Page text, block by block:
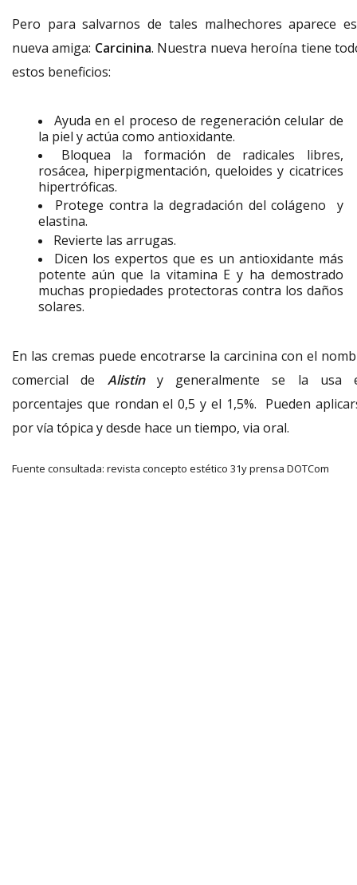
Pero para salvarnos de tales malhechores aparece
nueva amiga: Carcinina. Nuestra nueva heroína tiene
estos beneficios:
Ayuda en el proceso de regeneración celular de
la piel y actúa como antioxidante.
Bloquea la formación de radicales libres,
rosácea, hiperpigmentación, queloides y cicatrices
hipertróficas.
Protege contra la degradación del colágeno y
elastina.
Revierte las arrugas.
Dicen los expertos que es un antioxidante más
potente aún que la vitamina E y ha demostrado
muchas propiedades protectoras contra los daños
solares.
En las cremas puede encotrarse la carcinina con el
comercial de Alistiny generalmente se la usa
porcentajes que rondan el 0,5 y el 1,5%. Pueden
por vía tópica y desde hace un tiempo, via oral.
Fuente consultada: revista concepto estético 31y prensa DOTCom